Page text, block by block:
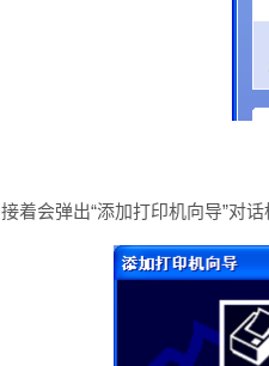
接着会弹出“添加打印机向导”对话